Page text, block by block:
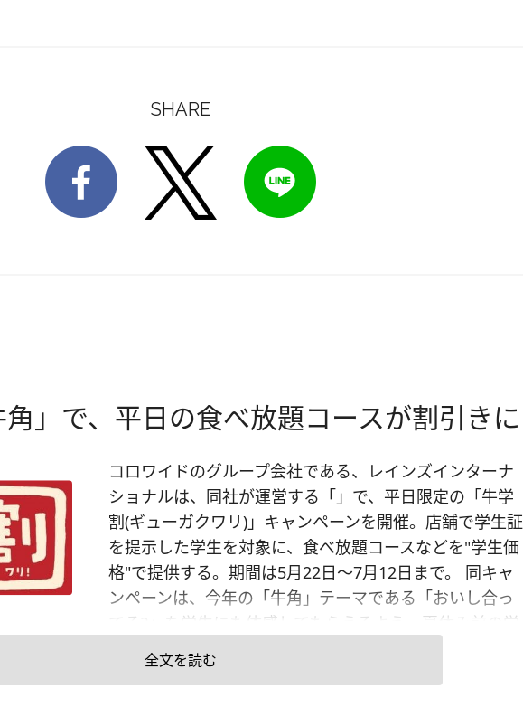
SHARE
」で、平日の食べ放題コースが割引きに
コロワイドのグループ会社である、レインズインターナ
ショナルは、同社が運営する「」で、平日限定の「牛学
割(ギューガクワリ)」キャンペーンを開催。店舗で学生証
を提示した学生を対象に、食べ放題コースなどを"学生価
格"で提供する。期間は5月22日～7月12日まで。 同キャ
ンペーンは、今年の「牛角」テーマである「おいし合っ
てる?」を学生にも体感してもらえるよう、夏休み前の学
生を応援するキャンペーンとして開催する。 対象コース
は、「牛角コース」、「牛角コース」+「ソフトドリンク
全文を読む